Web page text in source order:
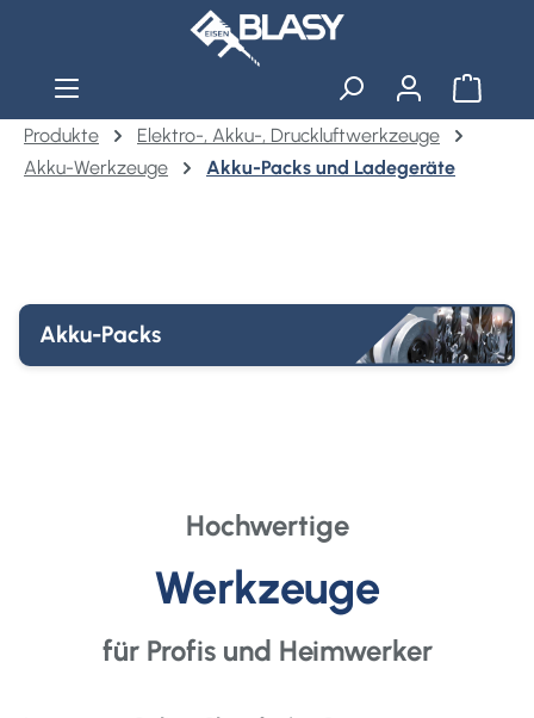
Zum Hauptinhalt springen
Produkte
Elektro-, Akku-, Druckluftwerkzeuge
Akku-Werkzeuge
Akku-Packs und Ladegeräte
Akku-Packs
Hochwertige
Werkzeuge
für Profis und Heimwerker